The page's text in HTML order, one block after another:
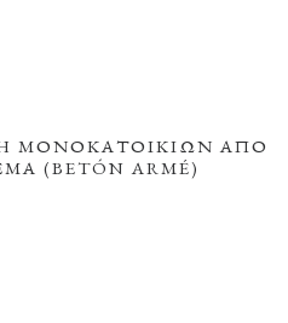
ΜΟΝΟΚΑΤΟΙΚΙΩΝ ΑΠΟ
(BETÓN ARMÉ)